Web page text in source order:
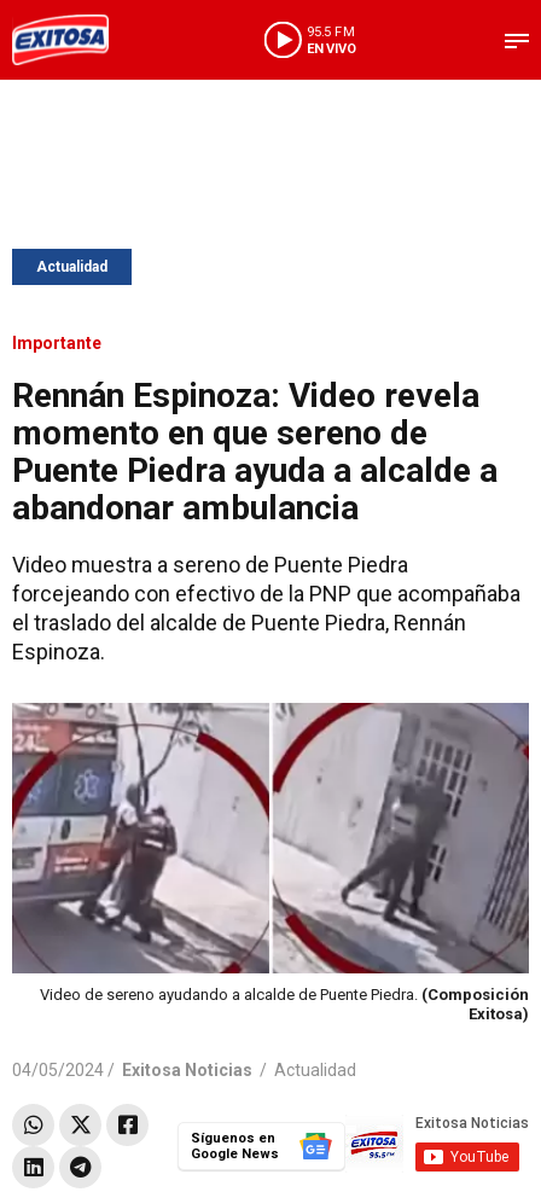
95.5 FM
EN VIVO
Actualidad
Importante
Rennán Espinoza: Video revela
momento en que sereno de
Puente Piedra ayuda a alcalde a
abandonar ambulancia
Video muestra a sereno de Puente Piedra
forcejeando con efectivo de la PNP que acompañaba
el traslado del alcalde de Puente Piedra, Rennán
Espinoza.
Video de sereno ayudando a alcalde de Puente Piedra. (Composición
Exitosa)
04/05/2024 / Exitosa Noticias / Actualidad
Síguenos en
Google News